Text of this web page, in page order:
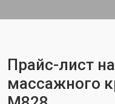
Прайс-лист
массажного